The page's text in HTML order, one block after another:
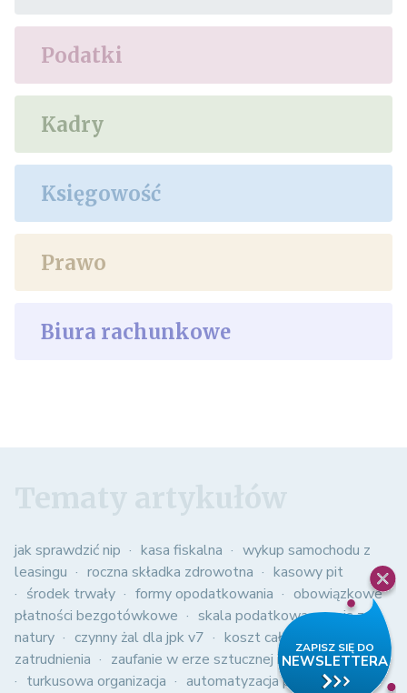
Podatki
Kadry
Księgowość
Prawo
Biura rachunkowe
jak sprawdzić nip kasa fiskalna
wykup samochodu z
leasingu
roczna składka zdrowotna
kasowy pit
środek trwały
formy opodatkowania
obowiązkowe
płatności bezgotówkowe
skala podatkowa
spis z
natury
czynny żal dla jpk v7
koszt całkowity
zatrudnienia
zaufanie w erze sztucznej inteligencji
turkusowa organizacja
automatyzacja procesów